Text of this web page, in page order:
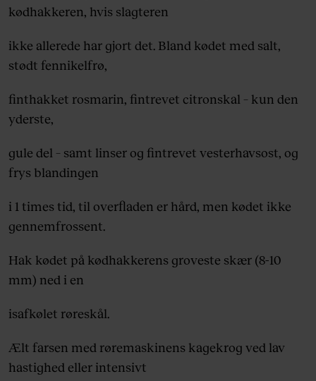
kødhakkeren, hvis slagteren
ikke allerede har gjort det. Bland kødet med salt,
stødt fennikelfrø,
finthakket rosmarin, fintrevet citronskal – kun den
yderste,
gule del – samt linser og fintrevet vesterhavsost, og
frys blandingen
i 1 times tid, til overfladen er hård, men kødet ikke
gennemfrossent.
Hak kødet på kødhakkerens groveste skær (8-10
mm) ned i en
isafkølet røreskål.
Ælt farsen med røremaskinens kagekrog ved lav
hastighed eller intensivt